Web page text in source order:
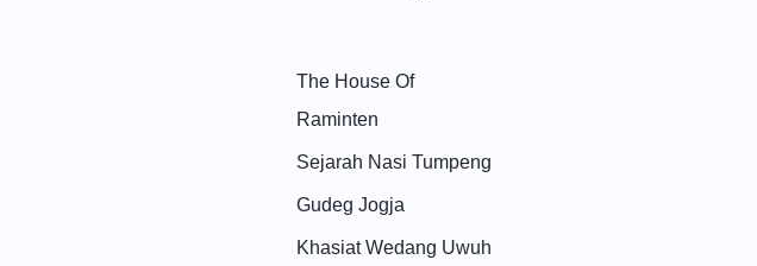
The House Of
Raminten
Sejarah Nasi Tumpeng
Gudeg Jogja
Khasiat Wedang Uwuh